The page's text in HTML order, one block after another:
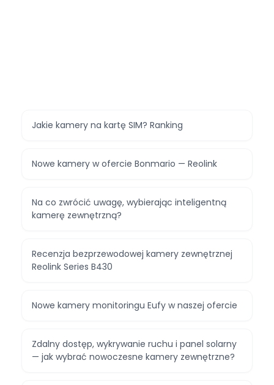
Jakie kamery na kartę SIM? Ranking
Nowe kamery w ofercie Bonmario — Reolink
Na co zwrócić uwagę, wybierając inteligentną
kamerę zewnętrzną?
Recenzja bezprzewodowej kamery zewnętrznej
Reolink Series B430
Nowe kamery monitoringu Eufy w naszej ofercie
Zdalny dostęp, wykrywanie ruchu i panel solarny
— jak wybrać nowoczesne kamery zewnętrzne?